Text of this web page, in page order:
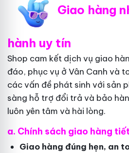
Giao hàng
hành uy tín
Shop cam kết dịch vụ giao
đáo, phục vụ ở Vân Canh và
các vấn đề phát sinh với sản
sàng hỗ trợ đổi trả và bảo
luôn yên tâm và hài lòng.
a. Chính sách giao hàng
Giao hàng đúng hẹn, an